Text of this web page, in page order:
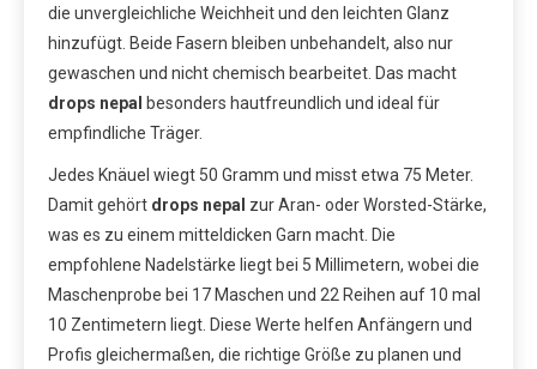
die unvergleichliche Weichheit und den leichten Glanz
hinzufügt. Beide Fasern bleiben unbehandelt, also nur
gewaschen und nicht chemisch bearbeitet. Das macht
drops nepal
besonders hautfreundlich und ideal für
empfindliche Träger.
Jedes Knäuel wiegt 50 Gramm und misst etwa 75 Meter.
Damit gehört drops nepal zur Aran- oder Worsted-Stärke,
was es zu einem mitteldicken Garn macht. Die
empfohlene Nadelstärke liegt bei 5 Millimetern, wobei die
Maschenprobe bei 17 Maschen und 22 Reihen auf 10 mal
10 Zentimetern liegt. Diese Werte helfen Anfängern und
Profis gleichermaßen, die richtige Größe zu planen und